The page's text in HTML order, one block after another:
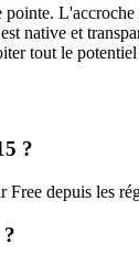
et
tout le potentiel
?
depuis les